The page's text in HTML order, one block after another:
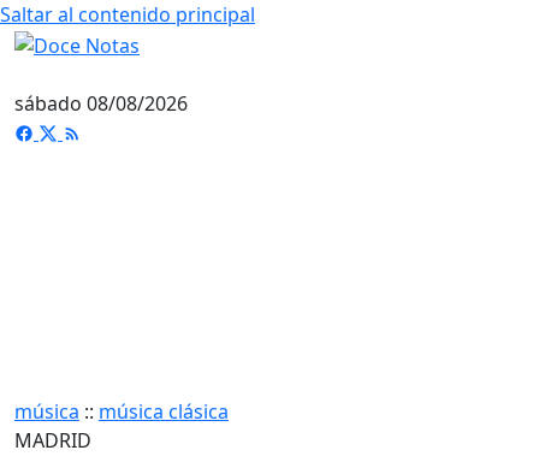
Saltar al contenido principal
sábado 08/08/2026
música :: música clásica
MADRID